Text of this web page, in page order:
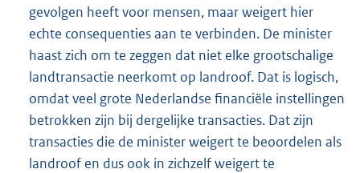
gevolgen heeft voor mensen, maar weigert hier
echte consequenties aan te verbinden. De minister
haast zich om te zeggen dat niet elke grootschalige
landtransactie neerkomt op landroof. Dat is logisch,
omdat veel grote Nederlandse financiële instellingen
betrokken zijn bij dergelijke transacties. Dat zijn
transacties die de minister weigert te beoordelen als
landroof en dus ook in zichzelf weigert te